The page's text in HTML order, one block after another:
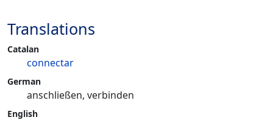
Translations
Catalan
connectar
German
anschließen, verbinden
English